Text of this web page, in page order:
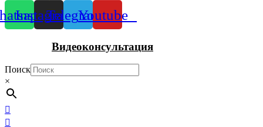
InstagramTelegramYoutube
Видеоконсультация
Поиск
×